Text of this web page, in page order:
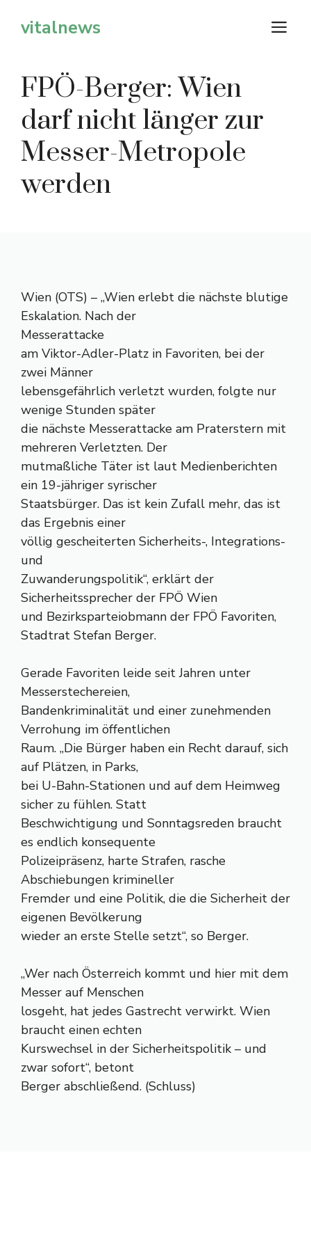
Inhaltvitalnews
FPÖ-Berger: Wien
darf nicht länger zur
Messer-Metropole
werden
Wien (OTS) – „Wien erlebt die nächste blutige
Eskalation. Nach der
Messerattacke
am Viktor-Adler-Platz in Favoriten, bei der
zwei Männer
lebensgefährlich verletzt wurden, folgte nur
wenige Stunden später
die nächste Messerattacke am Praterstern mit
mehreren Verletzten. Der
mutmaßliche Täter ist laut Medienberichten
ein 19-jähriger syrischer
Staatsbürger. Das ist kein Zufall mehr, das ist
das Ergebnis einer
völlig gescheiterten Sicherheits-, Integrations-
und
Zuwanderungspolitik“, erklärt der
Sicherheitssprecher der FPÖ Wien
und Bezirksparteiobmann der FPÖ Favoriten,
Stadtrat Stefan Berger.
Gerade Favoriten leide seit Jahren unter
Messerstechereien,
Bandenkriminalität und einer zunehmenden
Verrohung im öffentlichen
Raum. „Die Bürger haben ein Recht darauf, sich
auf Plätzen, in Parks,
bei U-Bahn-Stationen und auf dem Heimweg
sicher zu fühlen. Statt
Beschwichtigung und Sonntagsreden braucht
es endlich konsequente
Polizeipräsenz, harte Strafen, rasche
Abschiebungen krimineller
Fremder und eine Politik, die die Sicherheit der
eigenen Bevölkerung
wieder an erste Stelle setzt“, so Berger.
„Wer nach Österreich kommt und hier mit dem
Messer auf Menschen
losgeht, hat jedes Gastrecht verwirkt. Wien
braucht einen echten
Kurswechsel in der Sicherheitspolitik – und
zwar sofort“, betont
Berger abschließend. (Schluss)